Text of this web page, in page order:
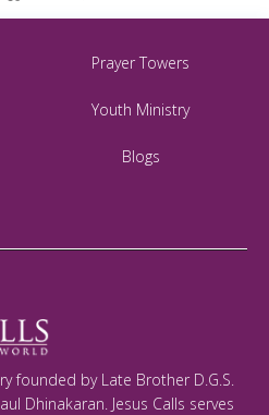
Prayer Towers
Youth Ministry
Blogs
founded by Late Brother D.G.S.
Dhinakaran. Jesus Calls serves